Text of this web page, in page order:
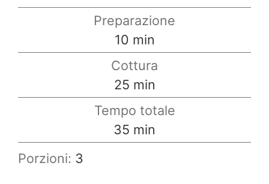
Preparazione
10minuti
min
Cottura
25minuti
min
Tempo totale
35 minuti
min
Porzioni: 3